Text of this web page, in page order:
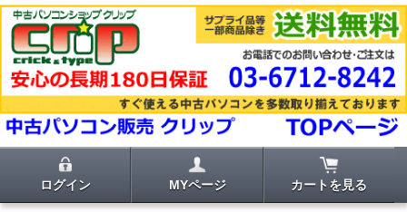
ログイン MYページ カートを見る